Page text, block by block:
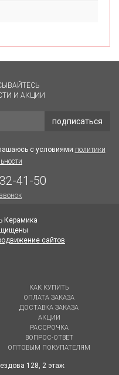
И АКЦИИ
подписаться
с условиями политики
41-50
Керамика
сайтов
КАК КУПИТЬ
ОПЛАТА ЗАКАЗА
ДОСТАВКА ЗАКАЗА
АКЦИИ
РАССРОЧКА
ВОПРОС-ОТВЕТ
ОПТОВЫМ ПОКУПАТЕЛЯМ
128, 2 этаж